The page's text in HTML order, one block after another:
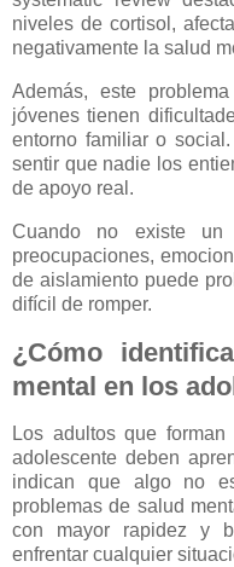
niveles de cortisol,
negativamente la salud
Además, este
jóvenes tienen
entorno familiar o
sentir que nadie los
de apoyo real.
Cuando no existe un
preocupaciones,
de aislamiento puede
difícil de romper.
¿Cómo
mental en los
Los adultos que
adolescente deben
indican que algo no
problemas de salud
con mayor rapidez y
enfrentar cualquier